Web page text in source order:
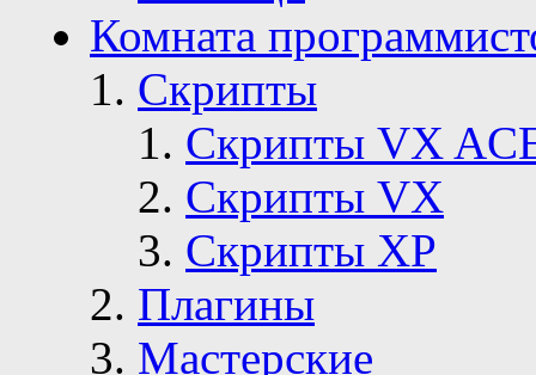
Комната
Скрипты
Скрипты VX
Скрипты VX
Скрипты ХР
Плагины
Мастерские